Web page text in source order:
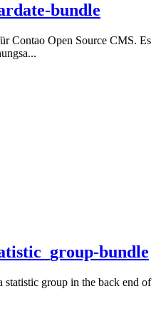
bundle
Contao Open Source CMS. Es
bundle
statistic group in the back end of